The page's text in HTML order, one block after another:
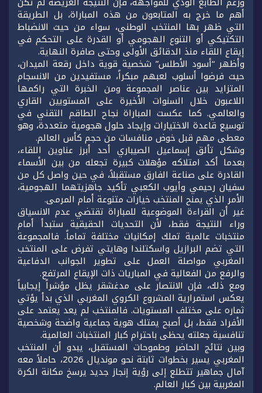
أهم ما خرج به المتابعون من هذه المباراة، بل الطريقة
التي ظهر بها المنتخب الوطني، سواء من حيث الانضباط
التكتيكي أو التنوع الهجومي أو القدرة على التحكم في
إيقاع اللقاء منذ الدقائق الأولى وحتى صافرة النهاية.
وأظهر “أسود الأطلس” شخصية قوية داخل رقعة الميدان،
حيث فرضوا أسلوب لعبهم مبكراً، مستفيدين من الانسجام
المتزايد بين عناصر المجموعة ومن الخبرة التي راكمها
اللاعبون خلال السنوات الأخيرة على المستويين القاري
والعالمي. كما عكست المباراة نجاح الطاقم التقني في
توسيع قاعدة الاختيارات وإيجاد حلول هجومية متعددة، وهو
معطى مهم قبل خوض منافسات من حجم كأس العالم.
وشكل تألق إسماعيل الصيباري أحد أبرز عناوين اللقاء،
بعدما أكد امتلاكه مؤهلات كبيرة تجعله من بين الأسماء
القادرة على صناعة الفارق مستقبلاً، في حين واصل كل من
سفيان رحيمي وأيوب الكعبي تأكيد جاهزيتهما الهجومية،
الأمر الذي يمنح المنتخب خيارات متنوعة أمام المرمى.
غير أن القراءة الموضوعية للمباراة تقتضي عدم الانسياق
وراء النتيجة فقط، لأن التحديات الحقيقية ستبدأ أمام
منتخبات عالمية تملك إمكانيات مختلفة تماماً. فالمجموعة
التي تضم البرازيل واسكتلندا وهايتي تفرض على المنتخب
المغربي مواصلة العمل على تطوير الجوانب الدفاعية
والرفع من الفعالية في المباريات ذات الإيقاع المرتفع.
ومع ذلك، فإن الانتصار على مدغشقر يظل مؤشراً إيجابياً
يعكس استمرارية المشروع الكروي المغربي الذي بدأ يؤتي
ثماره على مختلف المستويات. فالمنتخب لم يعد يعتمد على
الأفراد فقط، بل أصبح يمتلك هوية جماعية واضحة وشخصية
تنافسية جعلته يحظى باحترام كبار المنتخبات العالمية.
وبين نتائج الحاضر وطموحات المستقبل، يبدو أن المنتخب
المغربي يسير بخطوات ثابتة نحو مونديال 2026، حاملاً معه
آمال جماهير تتطلع إلى رؤية إنجاز جديد يرسخ مكانة الكرة
المغربية بين كبار العالم.